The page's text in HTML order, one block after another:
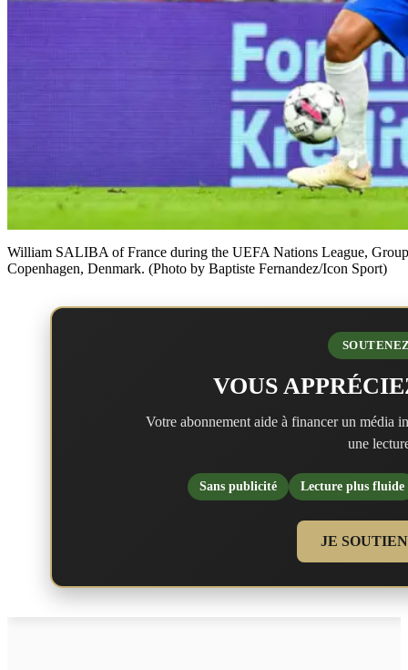
William SALIBA of France during the UEFA Nations League,
Copenhagen, Denmark. (Photo by Baptiste Fernandez/Icon Sport)
VOUS
Votre abonnement aide à financer un média
une
Sans publicité Lecture plus fluide
JE